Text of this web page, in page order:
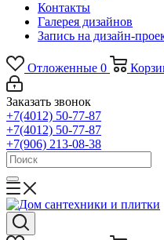
Контакты
Галерея дизайнов
Запись на дизайн-
Отложенные 0
Заказать звонок
+7(4012) 50-77-87
+7(4012) 50-77-87
+7(906) 213-08-38